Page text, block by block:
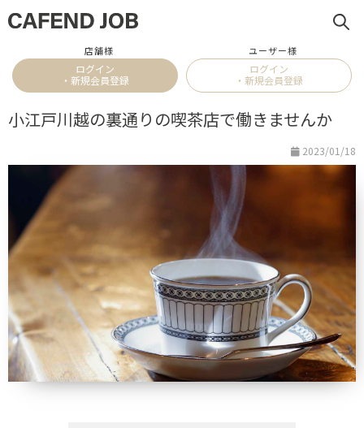
店舗様
ログイン
・新規会員登録
ユーザー様
ログイン
・新規会員登録
小江戸川越の裏通りの喫茶店で働きませんか
2023/01/18